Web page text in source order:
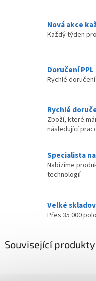
Nová akce
Každý týden
Doručení PPL
Rychlé
Rychlé
Zboží, které
následující
Specialista
Nabízíme
technologií
Velké
Přes 35 000
Související produkty